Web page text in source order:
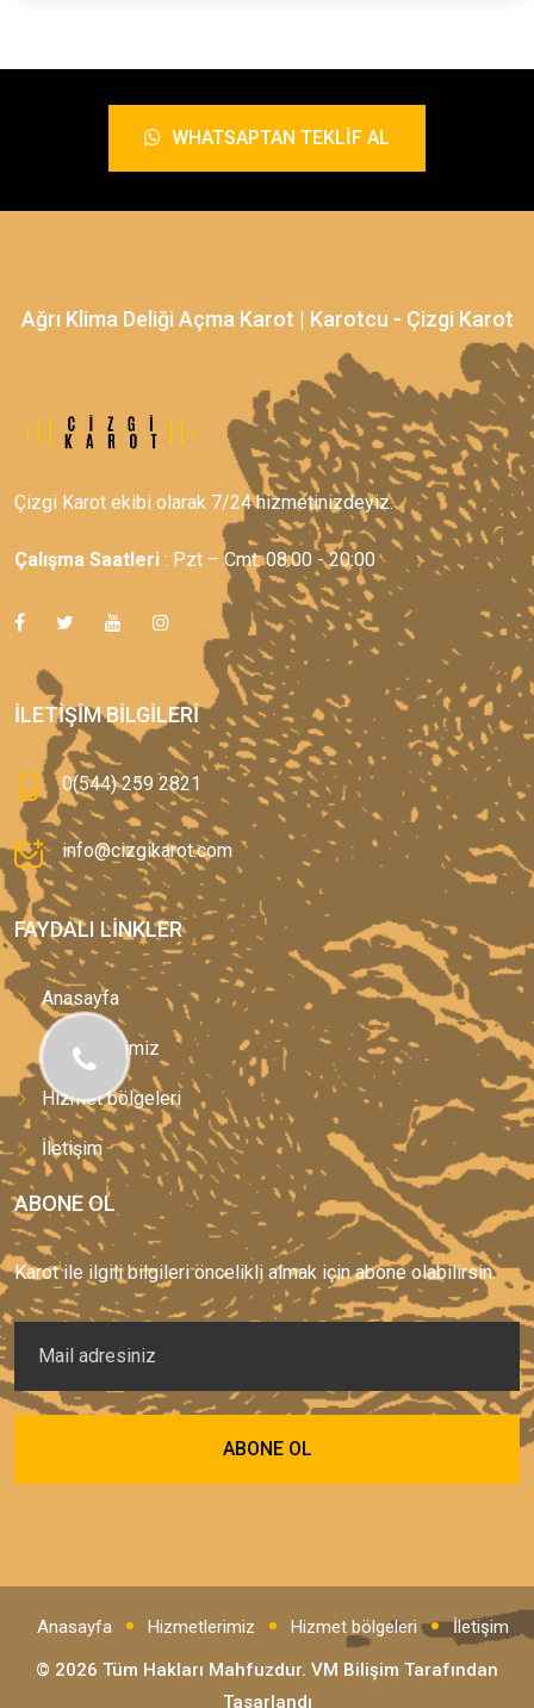
WHATSAPTAN TEKLIF AL
Ağrı Klima Deliği Açma Karot | Karotcu - Çizgi Karot
Çizgi Karot ekibi olarak 7/24 hizmetinizdeyiz.
Çalışma Saatleri : Pzt – Cmt: 08:00 - 20:00
İLETIŞIM BILGILERI
0(544) 259 2821
info@cizgikarot.com
FAYDALI LINKLER
Anasayfa
Hizmetlerimiz
Hizmet bölgeleri
İletişim
ABONE OL
Karot ile ilgili bilgileri öncelikli almak için abone olabilirsin.
Anasayfa Hizmetlerimiz Hizmet bölgeleri
İletişim
© 2026 Tüm Hakları Mahfuzdur. VM Bilişim Tarafından
Tasarlandı